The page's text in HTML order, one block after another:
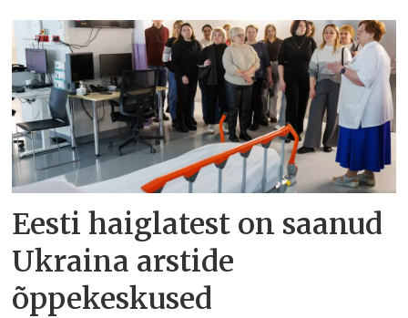
Eesti haiglatest on saanud
Ukraina arstide
õppekeskused